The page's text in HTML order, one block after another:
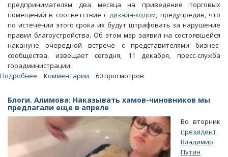
предпринимателям два месяца на приведение торговых
помещений в соответствие сдизайн-кодом, предупредив, что
по истечении этого срока их будут штрафовать за нарушение
правил благоустройства. Об этом мэр заявил на состоявшейся
накануне очередной встрече с представителями бизнес-
сообщества, извещает сегодня, 11 декабря, пресс-служба
горадминистрации.
Подробнее
два
месяца
в
Саратове
бизнес
начнут
Комментарии 60 просмотров
Блоги. Алимова: Наказывать хамов-чиновников мы
предлагали еще в апреле
Во вторник
президент
Владимир
Путин